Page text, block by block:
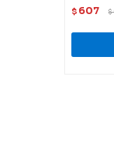
$ 607 $